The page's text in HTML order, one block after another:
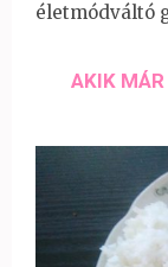
életmódváltó
AKIK